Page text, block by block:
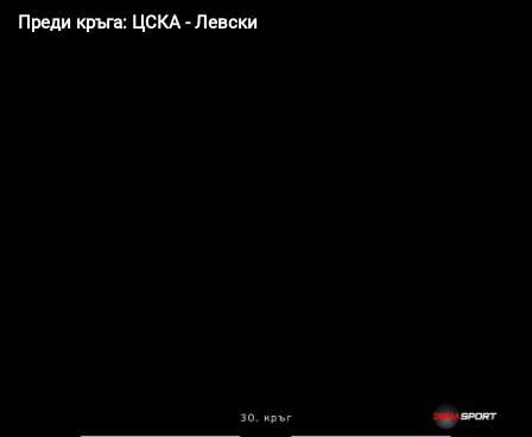
Преди кръга: ЦСКА - Левски